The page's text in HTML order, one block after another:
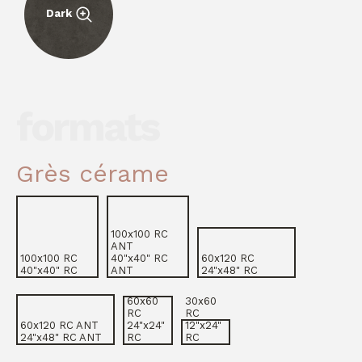
Distributeur
Dark
Grès cérame
100x100 RC
40"x40" RC
100x100 RC
ANT
40"x40" RC
ANT
60x120 RC
24"x48" RC
60x120 RC ANT
24"x48" RC ANT
60x60
RC
24"x24"
RC
30x60
RC
12"x24"
RC
Télécharger
Est-ce que j'accepte de recevoir des
informations et des notifications
commerciales
Télécharger
Est-ce que j'accepte de recevoir des
informations et des notifications
commerciales